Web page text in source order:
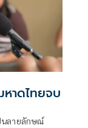
าดไทยจบ
นลายลักษณ์